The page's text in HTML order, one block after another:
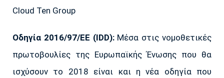
Cloud Ten Group
Oδηγία 2016/97/ΕΕ (IDD):Μέσα στις νομοθετικές
πρωτοβουλίες της Ευρωπαϊκής Ένωσης που θα
ισχύσουν το 2018 είναι και η νέα οδηγία που